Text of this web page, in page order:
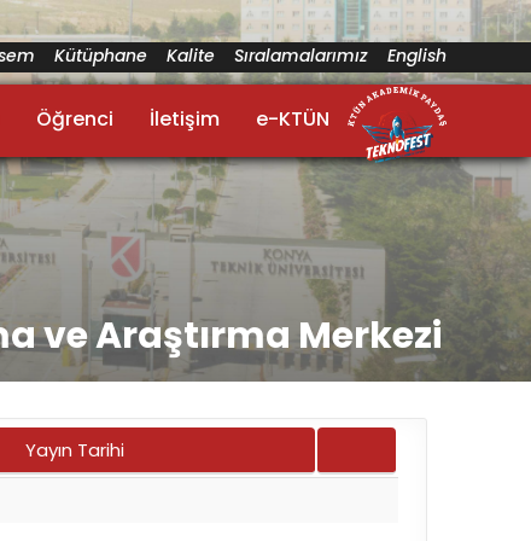
Kütüphane Kalite Sıralamalarımız English
Öğrenci İletişim e-KTÜN
ve Araştırma Merkezi
Yayın Tarihi